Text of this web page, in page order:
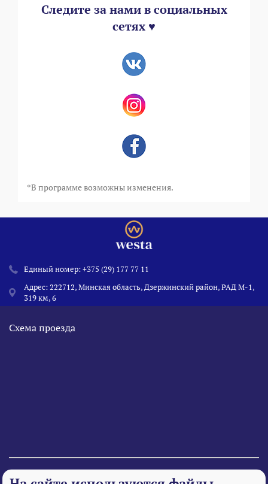
Следите за нами в социальных
сетях ♥
*В программе возможны изменения.
Единый номер:+375 (29) 177 77 11
Адрес: 222712, Минская область, Дзержинский район, РАД М-1,
319 км, 6
Схема проезда
© 1995 - 2026 «Веста» Все права защищены.